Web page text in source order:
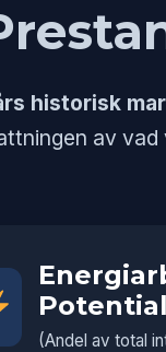
historisk
av
Potential
(Andel av total